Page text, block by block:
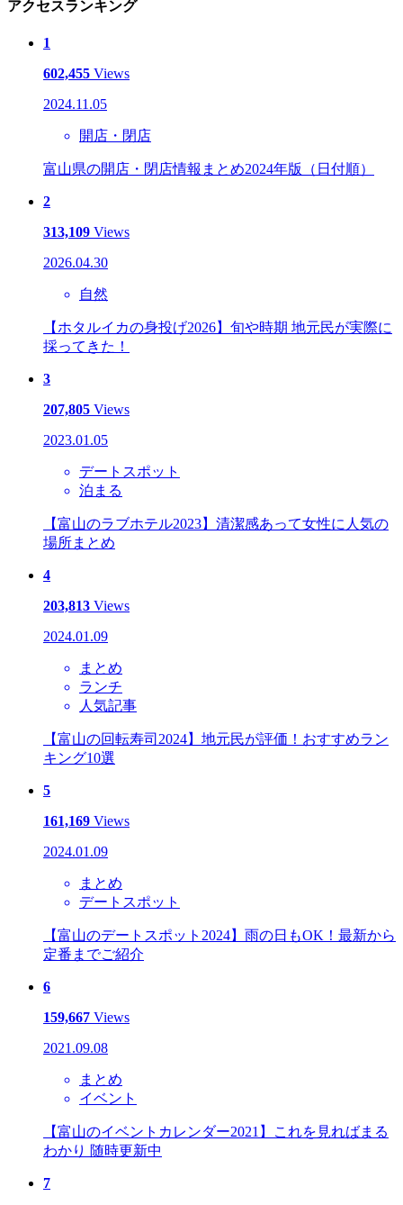
アクセスランキング
1
602,455 Views
2024.11.05
開店・閉店
富山県の開店・閉店情報まとめ2024年版（日付順）
2
313,109 Views
2026.04.30
自然
【ホタルイカの身投げ2026】旬や時期 地元民が実際に
採ってきた！
3
207,805 Views
2023.01.05
デートスポット
泊まる
【富山のラブホテル2023】清潔感あって女性に人気の
場所まとめ
4
203,813 Views
2024.01.09
まとめ
ランチ
人気記事
【富山の回転寿司2024】地元民が評価！おすすめラン
キング10選
5
161,169 Views
2024.01.09
まとめ
デートスポット
【富山のデートスポット2024】雨の日もOK！最新から
定番までご紹介
6
159,667 Views
2021.09.08
まとめ
イベント
【富山のイベントカレンダー2021】これを見ればまる
わかり 随時更新中
7